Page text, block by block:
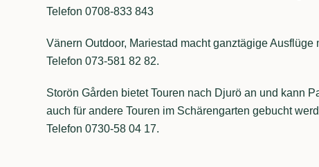
Telefon 0708-833 843
Vänern Outdoor, Mariestad macht ganztägige
Telefon 073-581 82 82.
Storön Gården bietet Touren nach Djurö an und kann
auch für andere Touren im Schärengarten gebucht
Telefon 0730-58 04 17.